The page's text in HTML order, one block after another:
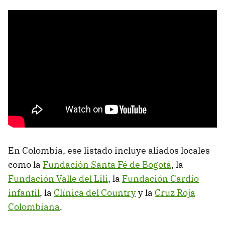
En Colombia, ese listado incluye aliados locales
como la Fundación Santa Fé de Bogotá, la
Fundación Valle del Lili, la Fundación Cardio
infantil, la Clínica del Countryy la Cruz Roja
Colombiana.